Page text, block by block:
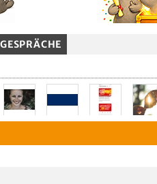
GESPRÄCHE